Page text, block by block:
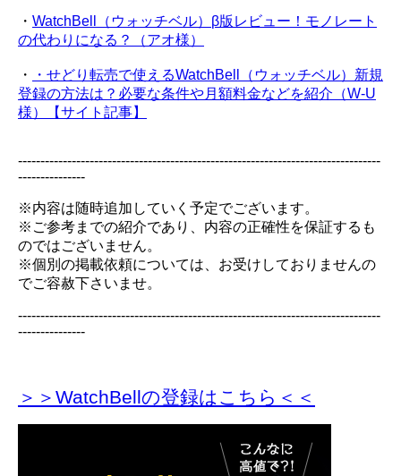
・ WatchBell（ウォッチベル）β版レビュー！モノレート
の代わりになる？（アオ様）
・
・せどり転売で使えるWatchBell（ウォッチベル）新規
登録の方法は？必要な条件や月額料金などを紹介（W-U
様）【サイト記事】
---------------------------------------------------------------------------------
---------------
※内容は随時追加していく予定でございます。
※ご参考までの紹介であり、内容の正確性を保証するも
のではございません。
※個別の掲載依頼については、お受けしておりませんの
でご容赦下さいませ。
---------------------------------------------------------------------------------
---------------
＞＞WatchBellの登録はこちら＜＜